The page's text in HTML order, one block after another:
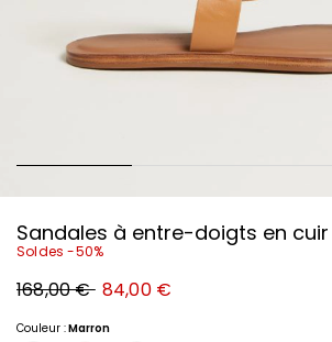
Sandales à entre-doigts en
Soldes -50%
Prix
original
€
168,00 € Nouveau
prix
€
84,00 €
Couleur :Marron